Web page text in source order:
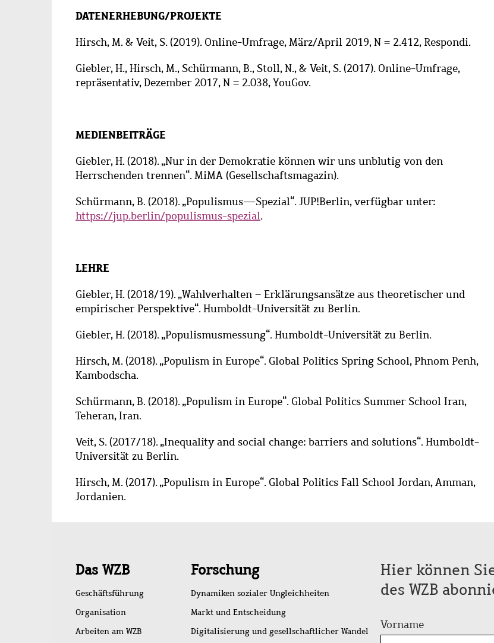
DATENERHEBUNG/PROJEKTE
Hirsch, M. & Veit, S. (2019). Online-Umfrage, März/April 2019, N = 2.412, Respondi.
Giebler, H., Hirsch, M., Schürmann, B., Stoll, N., & Veit, S.(2017). Online-Umfrage,
repräsentativ, Dezember 2017, N = 2.038, YouGov.
MEDIENBEITRÄGE
Giebler, H. (2018). „Nur in der Demokratie können wir uns unblutig von den
Herrschenden trennen“. MiMA (Gesellschaftsmagazin).
Schürmann, B. (2018). „Populismus—Spezial“. JUP!Berlin, verfügbar unter:
https://jup.berlin/populismus-spezial.
LEHRE
Giebler, H. (2018/19). „Wahlverhalten – Erklärungsansätze aus theoretischer und
empirischer Perspektive“. Humboldt-Universität zu Berlin.
Giebler, H. (2018). „Populismusmessung“. Humboldt-Universität zu Berlin.
Hirsch, M. (2018).„Populism in Europe“. Global Politics Spring School, Phnom Penh,
Kambodscha.
Schürmann, B. (2018).„Populism in Europe“. Global Politics Summer School Iran,
Teheran, Iran.
Veit, S. (2017/18). „Inequality and social change: barriers and solutions“. Humboldt-
Universität zu Berlin.
Hirsch, M. (2017).„Populism in Europe“. Global Politics Fall School Jordan, Amman,
Jordanien.
Schnellzugriff
Das WZB
Geschäftsführung
Organisation
Arbeiten am WZB
Forschung
Dynamiken sozialer Ungleichheiten
Markt und Entscheidung
Digitalisierung und gesellschaftlicher Wandel
Hier können
des WZB
Vorname